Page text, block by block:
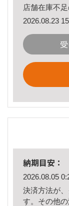
店舗在庫不
2026.08.23
納期目安：
2026.08.05
決済方法が
す。その他